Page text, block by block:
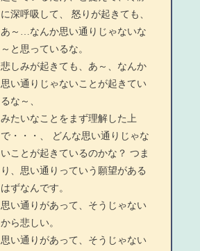
に深呼吸して、 怒りが起きても、
あ～…なんか思い通りじゃないな
～と思っているな。
悲しみが起きても、あ～、なんか
思い通りじゃないことが起きてい
るな～、
みたいなことをまず理解した上
で・・・、 どんな思い通りじゃな
いことが起きているのかな？ つま
り、思い通りっていう願望がある
はずなんです。
思い通りがあって、そうじゃない
から悲しい。
思い通りがあって、そうじゃない